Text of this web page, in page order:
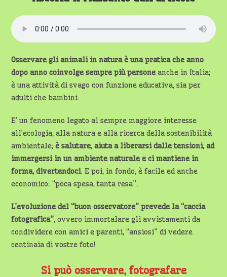
Osservare gli animali in natura è una pratica che anno
dopo anno coinvolge sempre più persone anche in Italia;
è una attività di svago con funzione educativa, sia per
adulti che bambini.
E’ un fenomeno legato al sempre maggiore interesse
all’ecologia, alla natura e alla ricerca della sostenibilità
ambientale;è salutare,aiuta a liberarsi dalle tensioni, ad
immergersi in un ambiente naturale e ci mantiene in
forma, divertendoci. E poi, in fondo, è facile ed anche
economico: “poca spesa, tanta resa”.
L’evoluzione del “buon osservatore” prevede la “caccia
fotografica”, ovvero immortalare gli avvistamenti da
condividere con amici e parenti, “ansiosi” di vedere
centinaia di vostre foto!
Si può osservare, fotografare